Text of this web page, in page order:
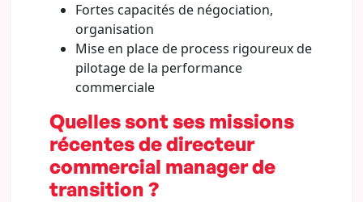
Fortes capacités de négociation,
organisation
Mise en place de process rigoureux de
pilotage de la performance
commerciale
Quelles sont ses missions
récentes de directeur
commercial manager de
transition ?